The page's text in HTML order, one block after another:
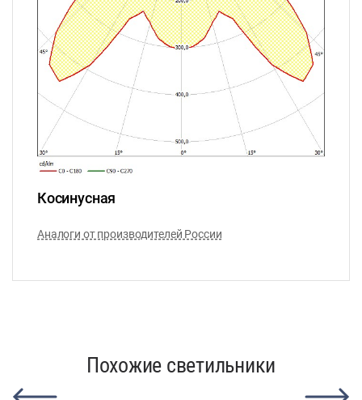
Косинусная
Аналоги от производителей России
Похожие светильники